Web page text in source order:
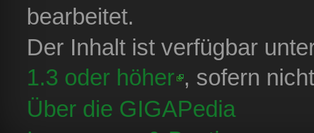
bearbeitet.
Der Inhalt ist verfügbar
1.3 oder höher , sofern
Über die GIGAPedia